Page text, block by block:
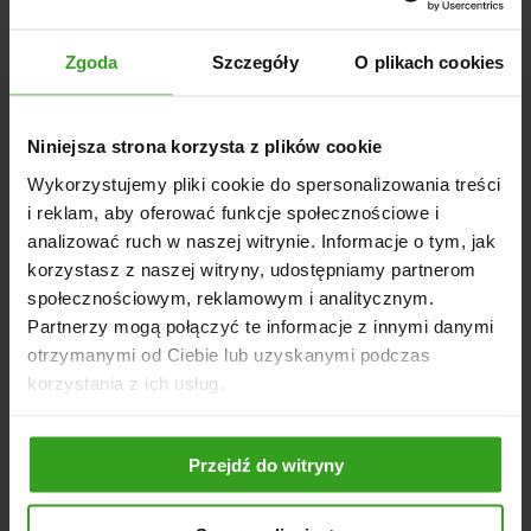
Zgoda Szczegóły O plikach cookies
Niniejsza strona korzysta z plików cookie
Wykorzystujemy pliki cookie do spersonalizowania treści
i reklam, aby oferować funkcje społecznościowe i
analizować ruch w naszej witrynie. Informacje o tym, jak
korzystasz z naszej witryny, udostępniamy partnerom
społecznościowym, reklamowym i analitycznym.
Partnerzy mogą połączyć te informacje z innymi danymi
otrzymanymi od Ciebie lub uzyskanymi podczas
korzystania z ich usług.
Przejdź do witryny
Joystick: Zwiększa komfort operowania ładowaczem.
Krokodyle
Chwytaki do bel i drewna
Łyżki, paleciaki,
pługi do śniegu
NASI KLIENCI WYBIERALI RÓWNIEŻ